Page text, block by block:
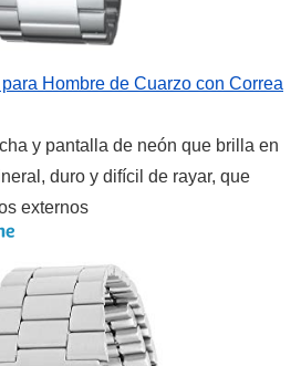
Hombre de Cuarzo con Correa
y pantalla de neón que brilla en
duro y difícil de rayar, que
externos